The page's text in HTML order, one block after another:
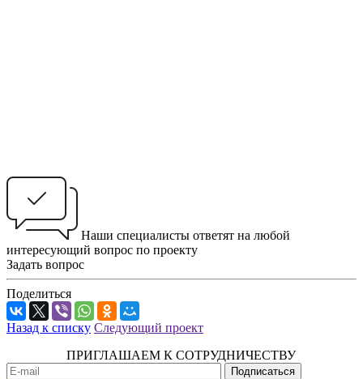
Наши специалисты ответят на любой
интересующий вопрос по проекту
Задать вопрос
Поделиться
Назад к списку Следующий проект
ПРИГЛАШАЕМ К СОТРУДНИЧЕСТВУ